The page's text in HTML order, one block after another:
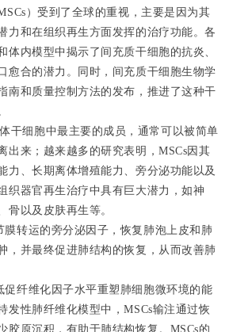
）受到了全球的重视，主要是因为其
力和在组织再生方面发挥的治疗功能。各
体内模型中揭示了间充质干细胞的抗炎、
愈合的潜力。同时，间充质干细胞生物学
南和质量控制方法的发布，推进了这种干
干细胞中最主要的成员，通常可以被简单
出来；越来越多的研究表明，MSCs因其
力、长期离体增殖能力、旁分泌功能以及
织器官再生治疗中具有巨大潜力，如神
骨以及皮肤再生等。
膜转运的旁分泌因子，恢复肺泡上皮和肺
，并最终促进肺结构的恢复，从而改善肺
促纤维化因子水平重塑肺细胞微环境的能
发性肺纤维化模型中，MSCs输注通过恢
胶原沉积，有助于肺结构恢复。 MSCs的